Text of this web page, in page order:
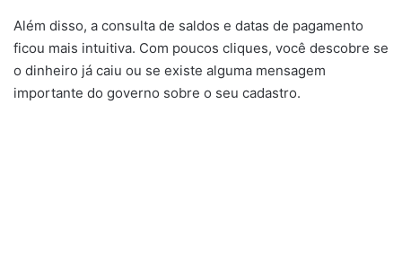
Além disso, a consulta de saldos e datas de pagamento
ficou mais intuitiva. Com poucos cliques, você descobre se
o dinheiro já caiu ou se existe alguma mensagem
importante do governo sobre o seu cadastro.